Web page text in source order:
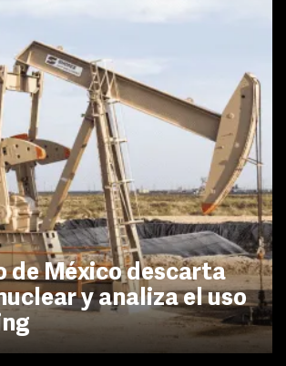
de México descarta
y analiza el uso